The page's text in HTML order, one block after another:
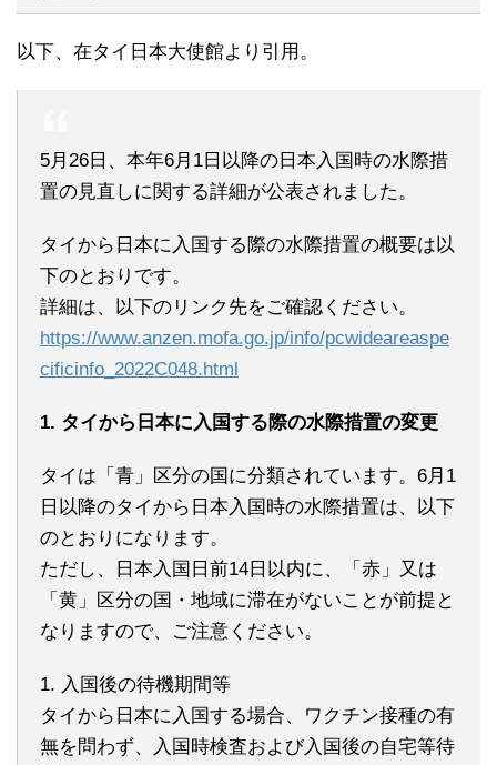
以下、在タイ日本大使館より引用。
5月26日、本年6月1日以降の日本入国時の水際措
置の見直しに関する詳細が公表されました。
タイから日本に入国する際の水際措置の概要は以
下のとおりです。
詳細は、以下のリンク先をご確認ください。
https://www.anzen.mofa.go.jp/info/pcwideareaspe
cificinfo_2022C048.html
1. タイから日本に入国する際の水際措置の変更
タイは「青」区分の国に分類されています。6月1
日以降のタイから日本入国時の水際措置は、以下
のとおりになります。
ただし、日本入国日前14日以内に、「赤」又は
「黄」区分の国・地域に滞在がないことが前提と
なりますので、ご注意ください。
1. 入国後の待機期間等
タイから日本に入国する場合、ワクチン接種の有
無を問わず、入国時検査および入国後の自宅等待